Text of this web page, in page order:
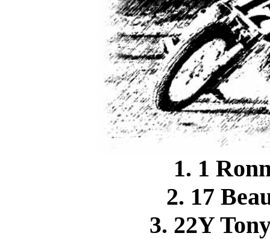
1. 1
2. 17
3. 22Y